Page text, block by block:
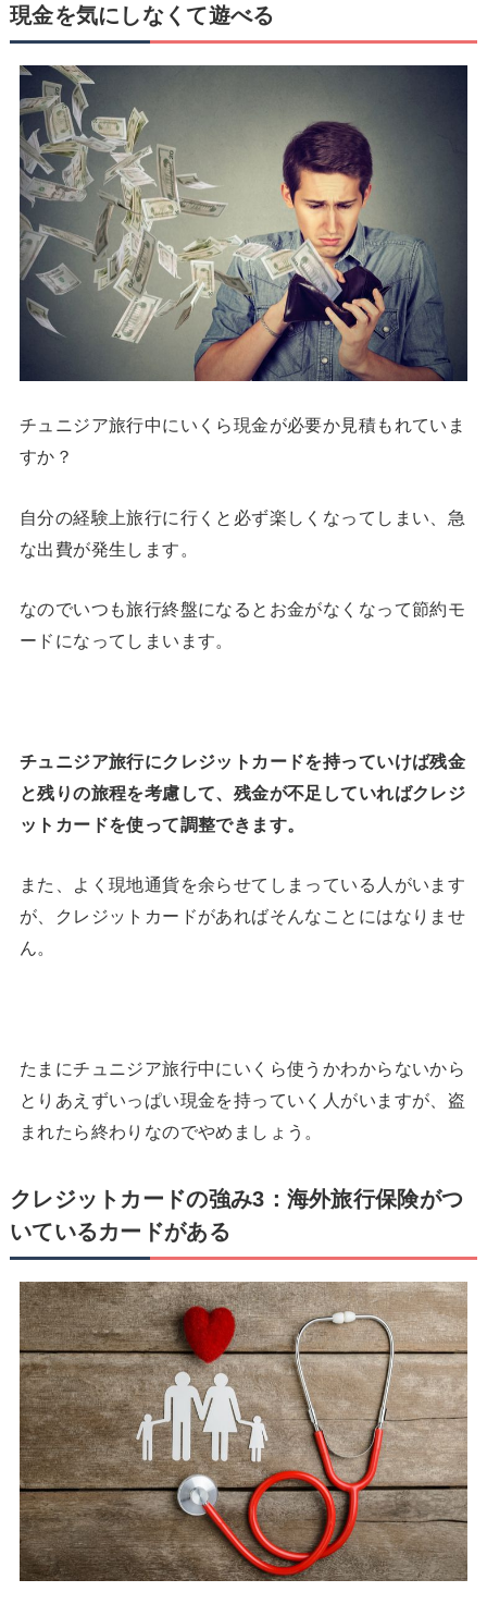
現金を気にしなくて遊べる
チュニジア旅行中にいくら現金が必要か見積もれていま
すか？
自分の経験上旅行に行くと必ず楽しくなってしまい、急
な出費が発生します。
なのでいつも旅行終盤になるとお金がなくなって節約モ
ードになってしまいます。
チュニジア旅行にクレジットカードを持っていけば残金
と残りの旅程を考慮して、残金が不足していればクレジ
ットカードを使って調整できます。
また、よく現地通貨を余らせてしまっている人がいます
が、クレジットカードがあればそんなことにはなりませ
ん。
たまにチュニジア旅行中にいくら使うかわからないから
とりあえずいっぱい現金を持っていく人がいますが、盗
まれたら終わりなのでやめましょう。
クレジットカードの強み3：海外旅行保険がつ
いているカードがある